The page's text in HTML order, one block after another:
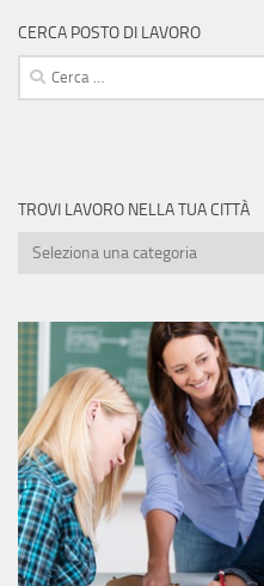
CERCA POSTO DI LAVORO
Ricerca
per:
TROVI LAVORO NELLA TUA CITTÀ
Trovi
tua
città